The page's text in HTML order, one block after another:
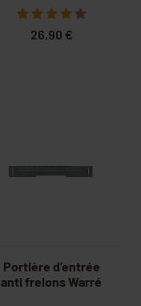
26,90 €
Portière d’entrée
anti frelons Warré